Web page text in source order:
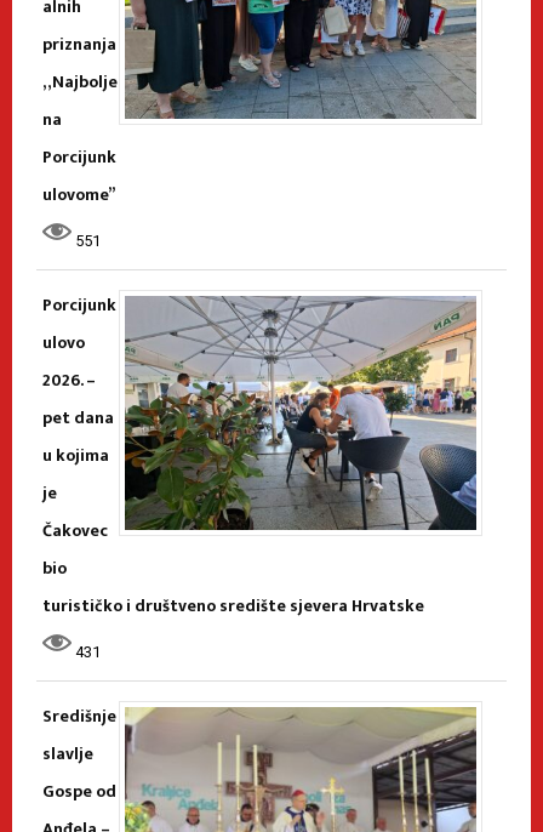
alnih
priznanja
„Najbolje
na
Porcijunk
ulovome”
551
Porcijunk
ulovo
2026. –
pet dana
u kojima
je
Čakovec
bio
turističko i društveno središte sjevera Hrvatske
431
Središnje
slavlje
Gospe od